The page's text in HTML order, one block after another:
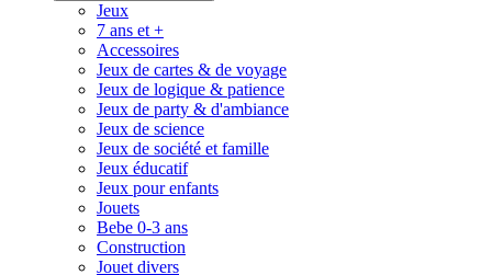
Jeux
7 ans et +
Accessoires
Jeux de cartes & de voyage
Jeux de logique & patience
Jeux de party & d'ambiance
Jeux de science
Jeux de société et famille
Jeux éducatif
Jeux pour enfants
Jouets
Bebe 0-3 ans
Construction
Jouet divers